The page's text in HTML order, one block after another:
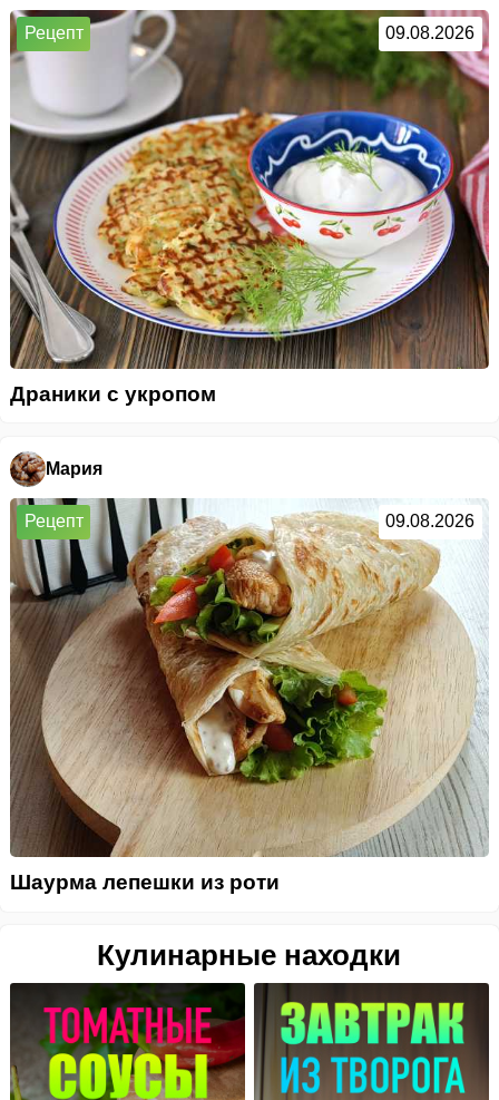
Рецепт 09.08.2026
Драники с укропом
Мария
Рецепт 09.08.2026
Шаурма лепешки из роти
Кулинарные находки